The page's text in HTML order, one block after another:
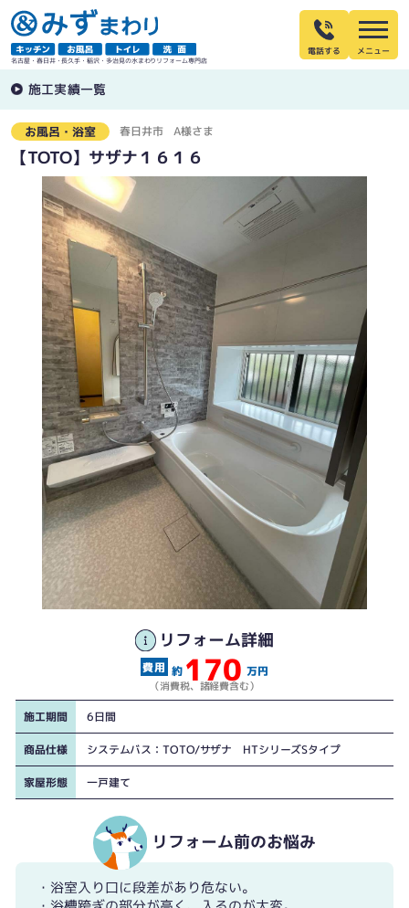
名古屋・春日井・長久手・稲沢・多治見の水まわりリフォーム専門店
電話する
施工実績一覧
お風呂・浴室 春日井市 A様さま
【TOTO】サザナ１６１６
リフォーム詳細
約 170 万円
（消費税、諸経費含む）
施工期間 6日間
商品仕様 システムバス：TOTO/サザナ HTシリーズSタイプ
家屋形態 一戸建て
リフォーム前のお悩み
・浴室入り口に段差があり危ない。